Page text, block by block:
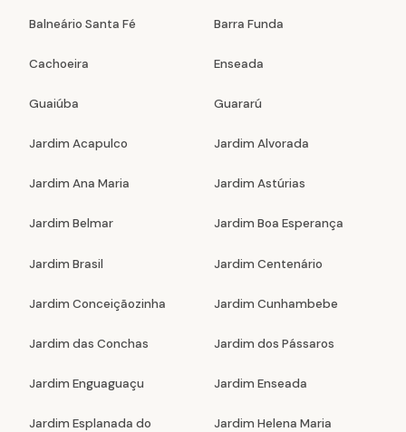
Balneário Santa Fé Barra Funda
Cachoeira Enseada
Guaiúba Guararú
Jardim Acapulco Jardim Alvorada
Jardim Ana Maria Jardim Astúrias
Jardim Belmar Jardim Boa Esperança
Jardim Brasil Jardim Centenário
Jardim Conceiçãozinha Jardim Cunhambebe
Jardim das Conchas Jardim dos Pássaros
Jardim Enguaguaçu Jardim Enseada
Jardim Esplanada do
Jardim Helena Maria